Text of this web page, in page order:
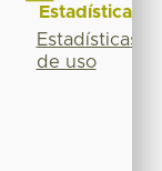
Estadísticas
Estadísticas
de uso